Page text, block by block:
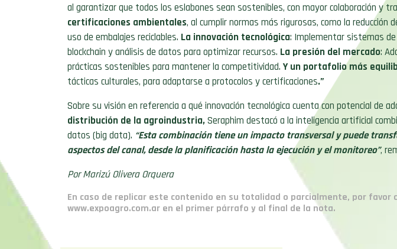
al garantizar que todos los eslabones sean sostenibles, con mayor colaboración y
certificaciones ambientales, al cumplir normas más rigurosas, como la reducción
uso de embalajes reciclables. La innovación tecnológica: Implementar sistemas
blockchain y análisis de datos para optimizar recursos. La presión del mercado:
prácticas sostenibles para mantener la competitividad. Y un portafolio más
tácticas culturales, para adaptarse a protocolos y certificaciones.”
Sobre su visión en referencia a qué innovación tecnológica cuenta con potencial de
distribución de la agroindustria,Seraphim destacó a la inteligencia artificial
datos (big data). “Esta combinación tiene un impacto transversal y puede
aspectos del canal, desde la planificación hasta la ejecución y el monitoreo”,
Por Marizú Olivera Orquera
En caso de replicar este contenido en su totalidad o parcialmente, por favor
www.expoagro.com.ar en el primer párrafo y al final de la nota.